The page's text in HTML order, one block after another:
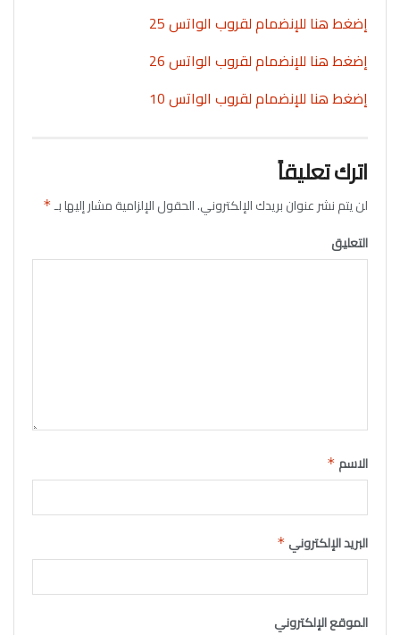
إضغط هنا للإنضمام لقروب الواتس 25
إضغط هنا للإنضمام لقروب الواتس 26
إضغط هنا للإنضمام لقروب الواتس 10
اترك تعليقاً
لن يتم نشر عنوان بريدك الإلكتروني.الحقول الإلزامية مشار إليها بـ*
التعليق
الاسم *
البريد الإلكتروني *
الموقع الإلكتروني